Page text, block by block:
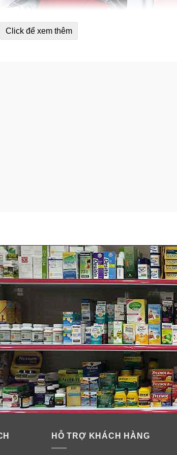
để giúp đáp ứng nhu cầu dinh dưỡng của
thiếu hụt.
vào cơ thể để lắp đầy những khoảng trống
nguồn năng lượng cho một ngày làm việc
Adults Forte Essentials còn giúp bạn ngăn
giúp cải thiện khả năng miễn dịch, tăng
Click để xem thêm
HỖ TRỢ KHÁCH HÀNG